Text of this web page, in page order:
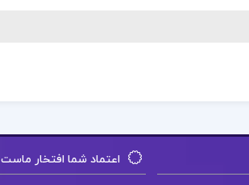
اعتماد شما افتخار ماست